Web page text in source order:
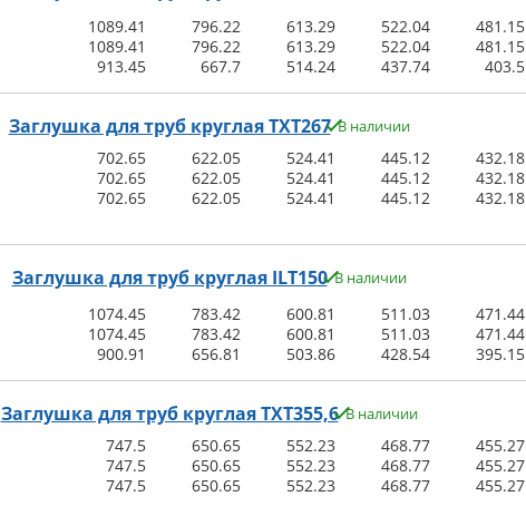
1089.41 796.22 613.29 522.04 481.15
1089.41 796.22 613.29 522.04 481.15
913.45 667.7 514.24 437.74 403.5
Заглушка для труб круглая TXT267 В наличии
702.65 622.05 524.41 445.12 432.18
702.65 622.05 524.41 445.12 432.18
702.65 622.05 524.41 445.12 432.18
Заглушка для труб круглая ILT150 В наличии
1074.45 783.42 600.81 511.03 471.44
1074.45 783.42 600.81 511.03 471.44
900.91 656.81 503.86 428.54 395.15
Заглушка для труб круглая TXT355,6 В наличии
747.5 650.65 552.23 468.77 455.27
747.5 650.65 552.23 468.77 455.27
747.5 650.65 552.23 468.77 455.27